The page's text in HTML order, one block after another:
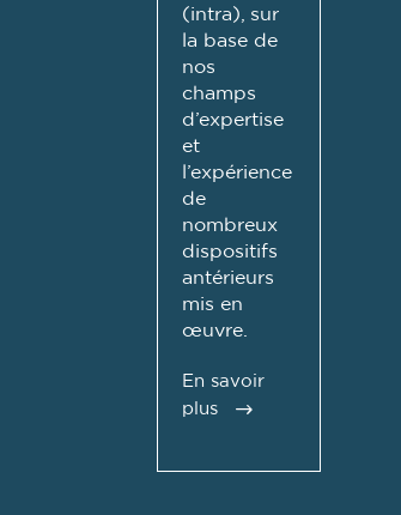
(intra), sur
la base de
nos
champs
d’expertise
et
l’expérience
de
nombreux
dispositifs
antérieurs
mis en
œuvre.
En savoir
plus